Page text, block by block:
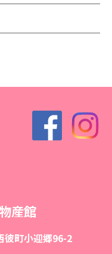
産館
彼町小迎郷96-2